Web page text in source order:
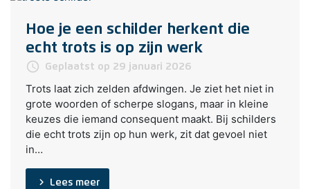
Hoe je een schilder herkent die
echt trots is op zijn werk
access_time Geplaatst op 29 januari 2026
Trots laat zich zelden afdwingen. Je ziet het niet in
grote woorden of scherpe slogans, maar in kleine
keuzes die iemand consequent maakt. Bij schilders
die echt trots zijn op hun werk, zit dat gevoel niet
in…
navigate_next Lees meer